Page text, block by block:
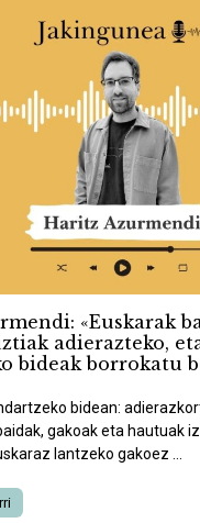
«Euskarak
adierazteko,
bideak borrokatu
bidean:
gakoak eta hautuak
lantzeko gakoez ...